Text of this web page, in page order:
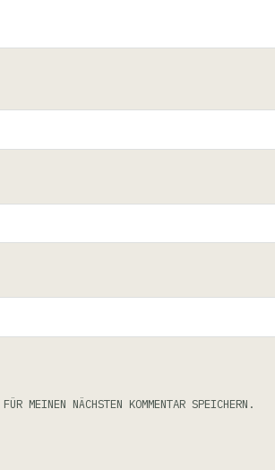
MEINEN NÄCHSTEN KOMMENTAR SPEICHERN.